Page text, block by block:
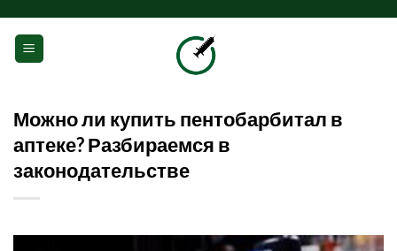
content
Можно ли купить пентобарбитал в
аптеке? Разбираемся в
законодательстве